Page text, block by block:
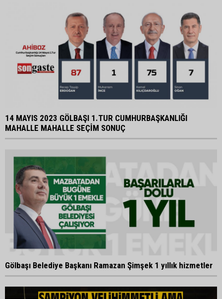
14 MAYIS 2023 GÖLBAŞI 1.TUR CUMHURBAŞKANLIĞI
MAHALLE MAHALLE SEÇİM SONUÇ
Gölbaşı Belediye Başkanı Ramazan Şimşek 1 yıllık hizmetler